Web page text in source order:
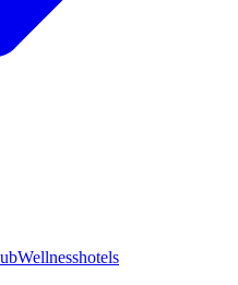
Wellnesshotels